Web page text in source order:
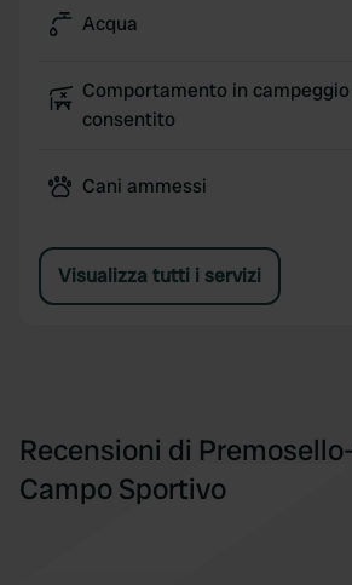
Acqua
Comportamento in
consentito
Cani ammessi
Visualizza tutti i servizi
Recensioni di
Campo Sportivo